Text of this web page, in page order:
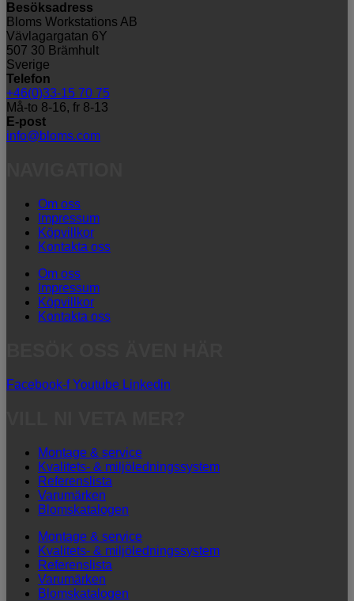
Besöksadress
Bloms Workstations AB
Vävlagargatan 6Y
507 30 Brämhult
Sverige
Telefon
+46(0)33-15 70 75
Må-to 8-16, fr 8-13
E-post
info@bloms.com
Om oss
Impressum
Köpvillkor
Kontakta oss
Om oss
Impressum
Köpvillkor
Kontakta oss
Facebook-f Youtube Linkedin
Montage & service
Kvalitets- & miljöledningssystem
Referenslista
Varumärken
Blomskatalogen
Montage & service
Kvalitets- & miljöledningssystem
Referenslista
Varumärken
Blomskatalogen